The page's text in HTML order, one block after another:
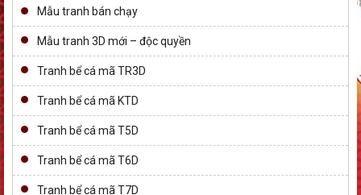
Mẫu tranh bán chạy
Mẫu tranh 3D mới – độc quyền
Tranh bể cá mã TR3D
Tranh bể cá mã KTD
Tranh bể cá mã T5D
Tranh bể cá mã T6D
Tranh bể cá mã T7D